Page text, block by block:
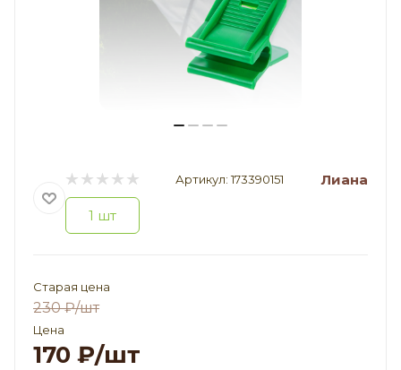
Артикул: 173390151 Лиана
1 шт
Старая цена
230₽/шт
Цена
170 ₽/шт